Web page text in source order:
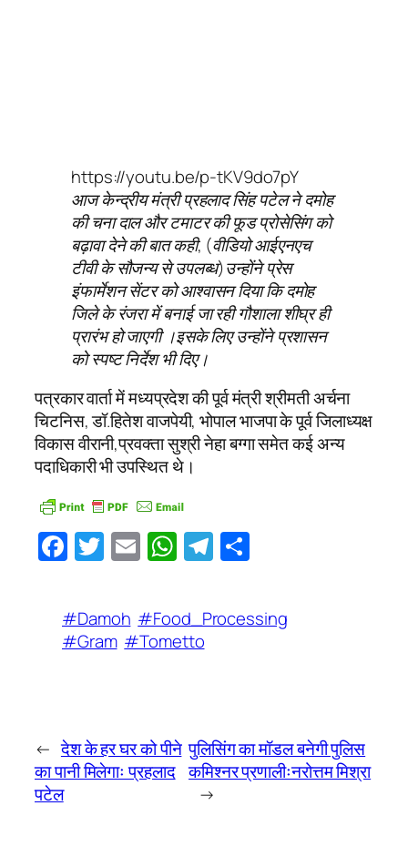
https://youtu.be/p-tKV9do7pY
आज केन्द्रीय मंत्री प्रहलाद सिंह पटेल ने दमोह
की चना दाल और टमाटर की फूड प्रोसेसिंग को
बढ़ावा देने की बात कही, (वीडियो आईएनएच
टीवी के सौजन्य से उपलब्ध)उन्होंने प्रेस
इंफार्मेशन सेंटर को आश्वासन दिया कि दमोह
जिले के रंजरा में बनाई जा रही गौशाला शीघ्र ही
प्रारंभ हो जाएगी ।इसके लिए उन्होंने प्रशासन
को स्पष्ट निर्देश भी दिए।
पत्रकार वार्ता में मध्यप्रदेश की पूर्व मंत्री श्रीमती अर्चना
चिटनिस, डॉ.हितेश वाजपेयी, भोपाल भाजपा के पूर्व जिलाध्यक्ष
विकास वीरानी,प्रवक्ता सुश्री नेहा बग्गा समेत कई अन्य
पदाधिकारी भी उपस्थित थे।
Facebook
Twitter
EmailWhatsApp
Telegram
#Damoh #Food_Processing
#Gram #Tometto
← देश के हर घर को पीने
का पानी मिलेगाः प्रहलाद
पटेल
पुलिसिंग का मॉडल बनेगी पुलिस
कमिश्नर प्रणालीःनरोत्तम मिश्रा
→